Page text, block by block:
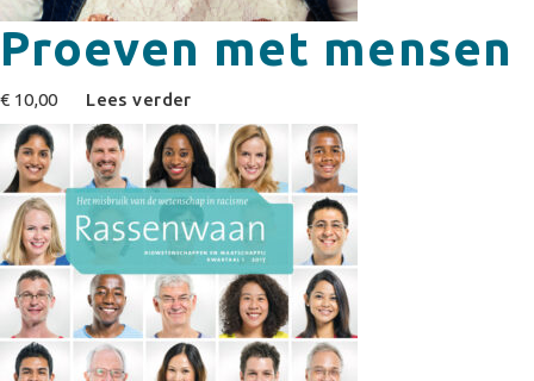
Proeven met mensen
€ 10,00 Lees verder